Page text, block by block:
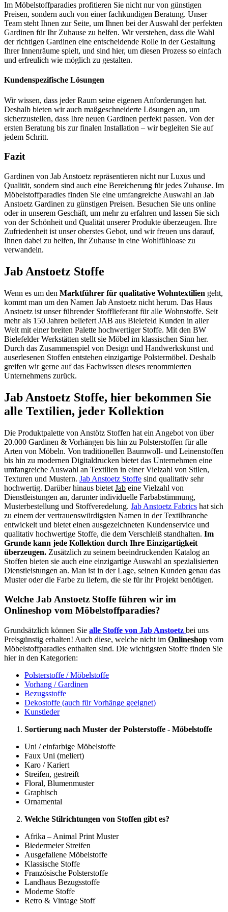
Im Möbelstoffparadies profitieren Sie nicht nur von günstigen
Preisen, sondern auch von einer fachkundigen Beratung. Unser
Team steht Ihnen zur Seite, um Ihnen bei der Auswahl der perfekten
Gardinen für Ihr Zuhause zu helfen. Wir verstehen, dass die Wahl
der richtigen Gardinen eine entscheidende Rolle in der Gestaltung
Ihrer Innenräume spielt, und sind hier, um diesen Prozess so einfach
und erfreulich wie möglich zu gestalten.
Kundenspezifische Lösungen
Wir wissen, dass jeder Raum seine eigenen Anforderungen hat.
Deshalb bieten wir auch maßgeschneiderte Lösungen an, um
sicherzustellen, dass Ihre neuen Gardinen perfekt passen. Von der
ersten Beratung bis zur finalen Installation – wir begleiten Sie auf
jedem Schritt.
Fazit
Gardinen von Jab Anstoetz repräsentieren nicht nur Luxus und
Qualität, sondern sind auch eine Bereicherung für jedes Zuhause. Im
Möbelstoffparadies finden Sie eine umfangreiche Auswahl an Jab
Anstoetz Gardinen zu günstigen Preisen. Besuchen Sie uns online
oder in unserem Geschäft, um mehr zu erfahren und lassen Sie sich
von der Schönheit und Qualität unserer Produkte überzeugen. Ihre
Zufriedenheit ist unser oberstes Gebot, und wir freuen uns darauf,
Ihnen dabei zu helfen, Ihr Zuhause in eine Wohlfühloase zu
verwandeln.
Jab Anstoetz Stoffe
Wenn es um den Marktführer für qualitative Wohntextilien geht,
kommt man um den Namen Jab Anstoetz nicht herum. Das Haus
Anstoetz ist unser führender Stofflieferant für alle Wohnstoffe. Seit
mehr als 150 Jahren beliefert JAB aus Bielefeld Kunden in aller
Welt mit einer breiten Palette hochwertiger Stoffe. Mit den BW
Bielefelder Werkstätten stellt sie Möbel im klassischen Sinn her.
Durch das Zusammenspiel von Design und Handwerkskunst und
auserlesenen Stoffen entstehen einzigartige Polstermöbel. Deshalb
greifen wir gerne auf das Fachwissen dieses renommierten
Unternehmens zurück.
Jab Anstoetz Stoffe, hier bekommen Sie
alle Textilien, jeder Kollektion
Die Produktpalette von Anstötz Stoffen hat ein Angebot von über
20.000 Gardinen & Vorhängen bis hin zu Polsterstoffen für alle
Arten von Möbeln. Von traditionellen Baumwoll- und Leinenstoffen
bis hin zu modernen Digitaldrucken bietet das Unternehmen eine
umfangreiche Auswahl an Textilien in einer Vielzahl von Stilen,
Texturen und Mustern. Jab Anstoetz Stoffe sind qualitativ sehr
hochwertig. Darüber hinaus bietet Jab eine Vielzahl von
Dienstleistungen an, darunter individuelle Farbabstimmung,
Musterbestellung und Stoffveredelung. Jab Anstoetz Fabrics hat sich
zu einem der vertrauenswürdigsten Namen in der Textilbranche
entwickelt und bietet einen ausgezeichneten Kundenservice und
qualitativ hochwertige Stoffe, die dem Verschleiß standhalten. Im
Grunde kann jede Kollektion durch Ihre Einzigartigkeit
überzeugen. Zusätzlich zu seinem beeindruckenden Katalog an
Stoffen bieten sie auch eine einzigartige Auswahl an spezialisierten
Dienstleistungen an. Man ist in der Lage, seinen Kunden genau das
Muster oder die Farbe zu liefern, die sie für ihr Projekt benötigen.
Welche Jab Anstoetz Stoffe führen wir im
Onlineshop vom Möbelstoffparadies?
Grundsätzlich können Sie alle Stoffe von Jab Anstoetz bei uns
Preisgünstig erhalten! Auch diese, welche nicht im Onlineshop vom
Möbelstoffparadies enthalten sind. Die wichtigsten Stoffe finden Sie
hier in den Kategorien:
Polsterstoffe / Möbelstoffe
Vorhang / Gardinen
Bezugsstoffe
Dekostoffe (auch für Vorhänge geeignet)
Kunstleder
Sortierung nach Muster der Polsterstoffe - Möbelstoffe
Uni / einfarbige Möbelstoffe
Faux Uni (meliert)
Karo / Kariert
Streifen, gestreift
Floral, Blumenmuster
Graphisch
Ornamental
Welche Stilrichtungen von Stoffen gibt es?
Afrika – Animal Print Muster
Biedermeier Streifen
Ausgefallene Möbelstoffe
Klassische Stoffe
Französische Polsterstoffe
Landhaus Bezugsstoffe
Moderne Stoffe
Retro & Vintage Stoff